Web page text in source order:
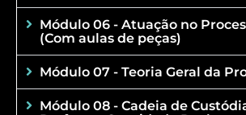
Módulo 06 - Atuação no
(Com aulas de peças)
Módulo 07 - Teoria Geral da
Módulo 08 - Cadeia de